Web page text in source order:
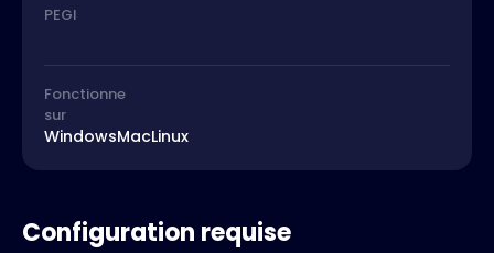
PEGI
Fonctionne
sur
WindowsMacLinux
Configuration requise